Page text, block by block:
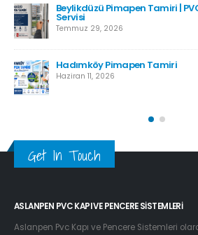
Beylikdüzü Pimapen Tamiri |
Servisi
Temmuz 29, 2026
Hadımköy Pimapen Tamiri
Haziran 11, 2026
Get In Touch
ASLANPEN PVC KAPI VE PENCERE SISTEMLERI
Aslanpen Pvc Kapı ve Pencere Sistemleri